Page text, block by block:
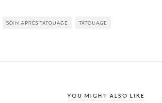
SOIN APRÈS TATOUAGE TATOUAGE
YOU MIGHT ALSO LIKE